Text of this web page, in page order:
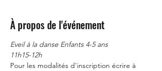
À propos de l'événement
Eveil à la danse Enfants 4-5 ans
11h15-12h
Pour les modalités d'inscription écrire à